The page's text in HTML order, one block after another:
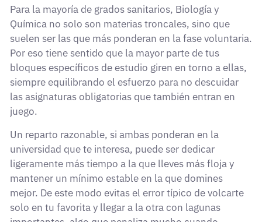
Para la mayoría de grados sanitarios, Biología y
Química no solo son materias troncales, sino que
suelen ser las que más ponderan en la fase voluntaria.
Por eso tiene sentido que la mayor parte de tus
bloques específicos de estudio giren en torno a ellas,
siempre equilibrando el esfuerzo para no descuidar
las asignaturas obligatorias que también entran en
juego.
Un reparto razonable, si ambas ponderan en la
universidad que te interesa, puede ser dedicar
ligeramente más tiempo a la que lleves más floja y
mantener un mínimo estable en la que domines
mejor. De este modo evitas el error típico de volcarte
solo en tu favorita y llegar a la otra con lagunas